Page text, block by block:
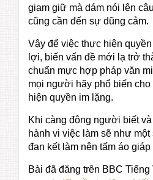
giam giữ mà dám nói lên
cũng cần đến sự dũng cảm.
Vậy để việc thực hiện
lợi, biến vấn đề mới lạ trở
chuẩn mực hợp pháp văn
mọi người hãy phổ biến
hiện quyền im lặng.
Khi càng đông người biết
hành vi việc làm sẽ như
đan kết làm nên tấm áo
Bài đã đăng trên BBC Tiếng